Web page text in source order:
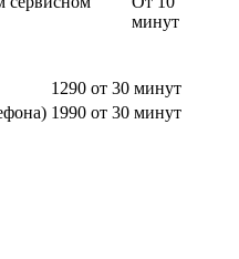
минут
1290 от 30 минут
1990 от 30 минут